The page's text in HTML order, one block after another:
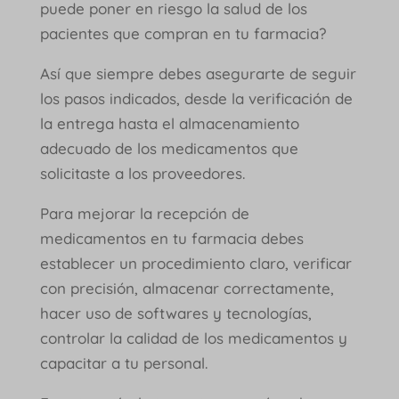
puede poner en riesgo la salud de los
pacientes que compran en tu farmacia?
Así que siempre debes asegurarte de seguir
los pasos indicados, desde la verificación de
la entrega hasta el almacenamiento
adecuado de los medicamentos que
solicitaste a los proveedores.
Para mejorar la recepción de
medicamentos en tu farmacia debes
establecer un procedimiento claro, verificar
con precisión, almacenar correctamente,
hacer uso de softwares y tecnologías,
controlar la calidad de los medicamentos y
capacitar a tu personal.